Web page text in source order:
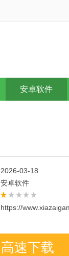
安卓软件
2026-03-18
安卓软件
https://
高速下载